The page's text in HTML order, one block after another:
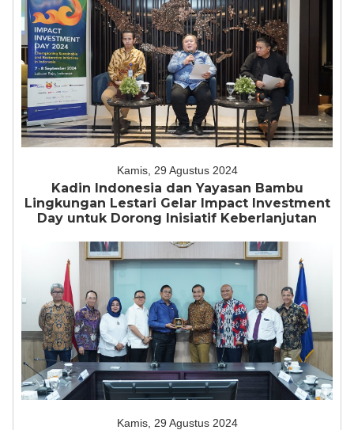
Kamis, 29 Agustus 2024
Kadin Indonesia dan Yayasan Bambu
Lingkungan Lestari Gelar Impact Investment
Day untuk Dorong Inisiatif Keberlanjutan
Kamis, 29 Agustus 2024